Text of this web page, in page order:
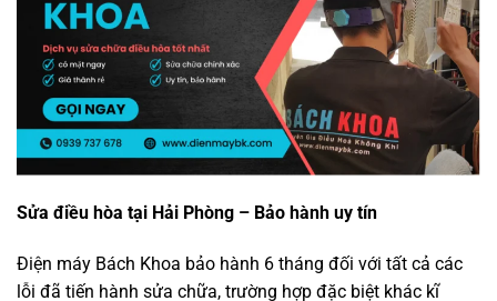
Sửa điều hòa tại Hải Phòng – Bảo hành uy tín
Điện máy Bách Khoa bảo hành 6 tháng đối với tất cả các
lỗi đã tiến hành sửa chữa, trường hợp đặc biệt khác kĩ